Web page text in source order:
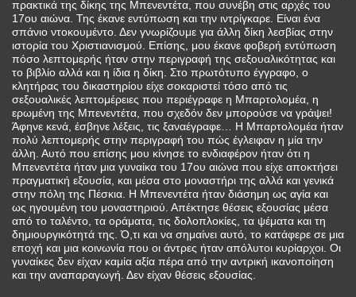
πρακτικά της δίκης της Μπενεντέτα, που συνέβη στις αρχές του
17ου αιώνα. Της έκανε εντύπωση και την ιντρίγκαρε. Είναι ένα
σπάνιο ντοκουμέντο. Δεν γνωρίζουμε για άλλη δίκη λεσβίας στην
ιστορία του Χριστιανισμού. Επίσης, μου έκανε φοβερή εντύπωση
πόσο λεπτομερής ήταν στην περιγραφή της σεξουαλικότητας και
το βιβλίο αλλά και η ίδια η δίκη. Στο πρωτότυπο έγγραφο, ο
κλητήρας του δικαστηρίου είχε σοκαριστεί τόσο από τις
σεξουαλικές λεπτομέρειες που περιέγραφε η Μπαρτολομέα, η
ερωμένη της Μπενεντέτα, που σχεδόν δεν μπορούσε να γράψει!
Άφηνε κενά, έσβηνε λέξεις, τις ξαναέγραφε… Η Μπαρτολομέα ήταν
πολύ λεπτομερής στην περιγραφή του πώς έγλειφαν η μία την
άλλη. Αυτό που επίσης μου κίνησε το ενδιαφέρον ήταν ότι η
Μπενεντέτα ήταν μια γυναίκα του 17ου αιώνα που είχε αποκτήσει
πραγματική εξουσία, και μέσα στο μοναστήρι της αλλά και γενικά
στην πόλη της Πέσκια. Η Μπενεντέτα ήταν διάσημη ως αγία και
ως ηγουμένη του μοναστηριού. Απέκτησε θέσεις εξουσίας μέσα
από το ταλέντο, τα οράματα, τις δολοπλοκίες, τα ψέματα και τη
δημιουργικότητά της. Ό,τι και να σημαίνει αυτό, το κατάφερε σε μια
εποχή και μια κοινωνία που οι άντρες ήταν απόλυτοι κυρίαρχοι. Οι
γυναίκες δεν είχαν καμία αξία πέρα από την αντρική ικανοποίηση
και την αναπαραγωγή. Δεν είχαν θέσεις εξουσίας.